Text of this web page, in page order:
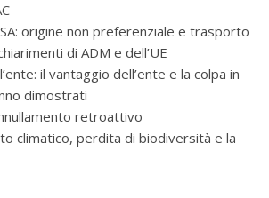
origine non preferenziale e trasporto
di ADM e dell’UE
il vantaggio dell’ente e la colpa in
dimostrati
retroattivo
climatico, perdita di biodiversità e la